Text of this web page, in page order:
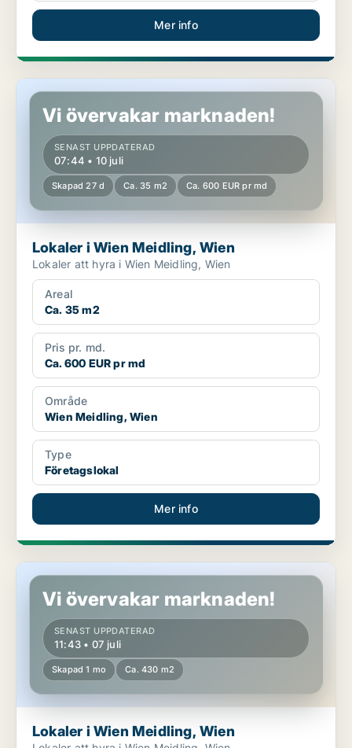
Mer info
Lokaler i Wien Meidling, Wien
Vi övervakar marknaden!
SENAST UPPDATERAD
07:44 • 10 juli
Skapad 27 d Ca. 35 m2 Ca. 600 EUR pr md
Lokaler i Wien Meidling, Wien
Lokaler att hyra i Wien Meidling, Wien
Areal
Ca. 35 m2
Pris pr. md.
Ca. 600 EUR pr md
Område
Wien Meidling, Wien
Type
Företagslokal
Mer info
Lokaler i Wien Meidling, Wien
Vi övervakar marknaden!
SENAST UPPDATERAD
11:43 • 07 juli
Skapad 1 mo Ca. 430 m2
Lokaler i Wien Meidling, Wien